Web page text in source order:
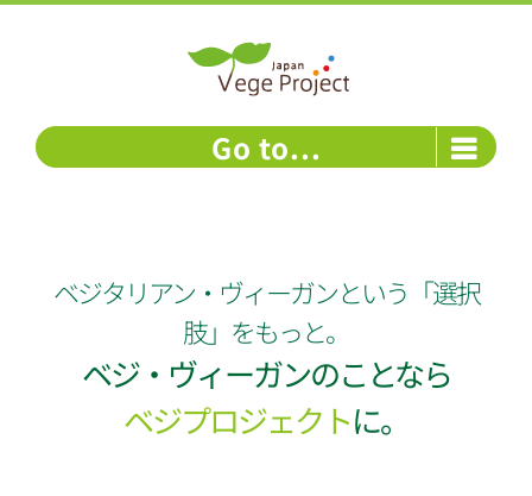
Go to...
ベジタリアン・ヴィーガンという「選択
肢」をもっと。
ベジ・ヴィーガンのことなら
ベジプロジェクトに。